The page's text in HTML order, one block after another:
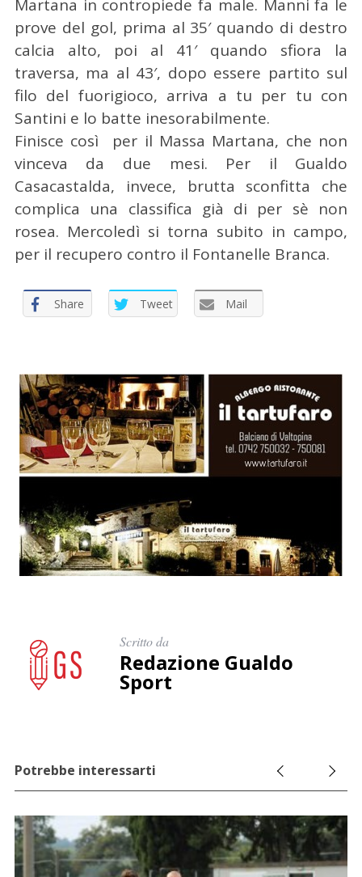
Martana in contropiede fa male. Manni fa le
prove del gol, prima al 35′ quando di destro
calcia alto, poi al 41′ quando sfiora la
traversa, ma al 43′, dopo essere partito sul
filo del fuorigioco, arriva a tu per tu con
Santini e lo batte inesorabilmente.
Finisce così per il Massa Martana, che non
vinceva da due mesi. Per il Gualdo
Casacastalda, invece, brutta sconfitta che
complica una classifica già di per sè non
rosea. Mercoledì si torna subito in campo,
per il recupero contro il Fontanelle Branca.
Share Tweet Mail
Scritto da
Redazione Gualdo
Sport
Potrebbe interessarti
r
c
p
e
r
: